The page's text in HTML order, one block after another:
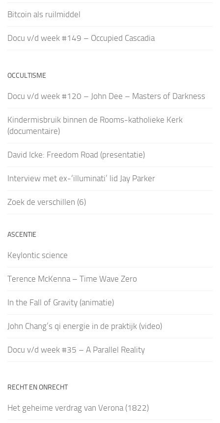
Bitcoin als ruilmiddel
Docu v/d week #149 – Occupied Cascadia
OCCULTISME
Docu v/d week #120 – John Dee – Masters of Darkness
Kindermisbruik binnen de Rooms-katholieke Kerk
(documentaire)
David Icke: Freedom Road (presentatie)
Interview met ex-‘illuminati’ lid Jay Parker
Zoek de verschillen (6)
ASCENTIE
Keylontic science
Terence McKenna – Time Wave Zero
In the Fall of Gravity (animatie)
John Chang’s qi energie in de praktijk (video)
Docu v/d week #35 – A Parallel Reality
RECHT EN ONRECHT
Het geheime verdrag van Verona (1822)